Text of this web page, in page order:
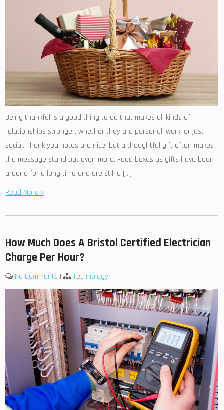
Being thankful is a good thing to do that makes all kinds of
relationships stronger, whether they are personal, work, or just
social. Thank you notes are nice, but a thoughtful gift often makes
the message stand out even more. Food boxes as gifts have been
around for a long time and are still a […]
Read More »
How Much Does A Bristol Certified Electrician
Charge Per Hour?
No Comments | Technology